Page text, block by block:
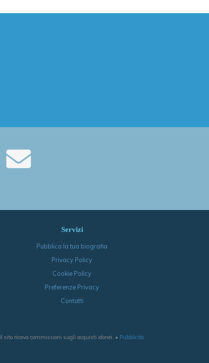
Servizi
Pubblica la tua biografia
Privacy Policy
Cookie Policy
Preferenze Privacy
Contatti
sito ricava commissioni sugli acquisti idonei. • Pubblicità